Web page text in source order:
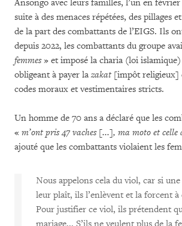
Ansongo avec leurs familles, l’un en
suite à des menaces répétées, des pillages
de la part des combattants de l’EIGS. Ils
depuis 2022, les combattants du groupe
femmes» et imposé la charia (loi islamique)
obligeant à payer la zakat [impôt religieux]
codes moraux et vestimentaires stricts.
Un homme de 70 ans a déclaré que les
« m’ont pris 47 vaches [...], ma moto et celle
ajouté que les combattants violaient les
Nous appelons cela du viol, car si
leur plaît, ils l’enlèvent et la forcent à
Pour justifier ce viol, ils prétendent
mariage... S’ils ne veulent plus de la